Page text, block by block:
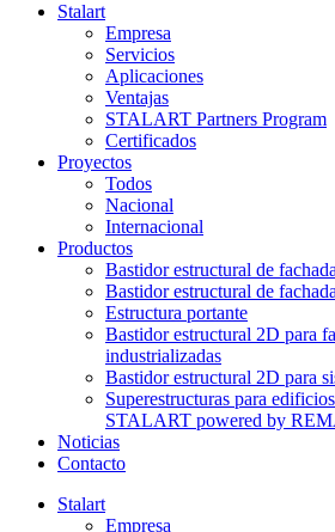
Stalart
Empresa
Servicios
Aplicaciones
Ventajas
STALART Partners Program
Certificados
Proyectos
Todos
Nacional
Internacional
Productos
Bastidor estructural de
Bastidor estructural de
Estructura portante
Bastidor estructural 2D para
industrializadas
Bastidor estructural 2D para
Superestructuras para
STALART powered by
Noticias
Contacto
Stalart
Empresa